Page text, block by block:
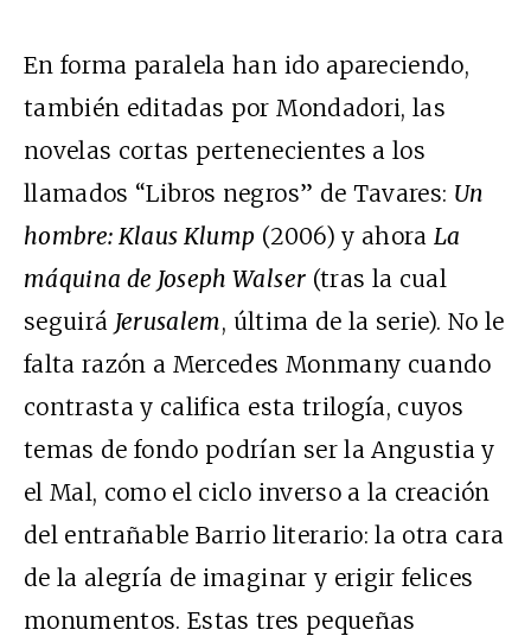
En forma paralela han ido apareciendo,
también editadas por Mondadori, las
novelas cortas pertenecientes a los
llamados “Libros negros” de Tavares: Un
hombre: Klaus Klump (2006) y ahora La
máquina de Joseph Walser (tras la cual
seguirá Jerusalem, última de la serie). No le
falta razón a Mercedes Monmany cuando
contrasta y califica esta trilogía, cuyos
temas de fondo podrían ser la Angustia y
el Mal, como el ciclo inverso a la creación
del entrañable Barrio literario: la otra cara
de la alegría de imaginar y erigir felices
monumentos. Estas tres pequeñas